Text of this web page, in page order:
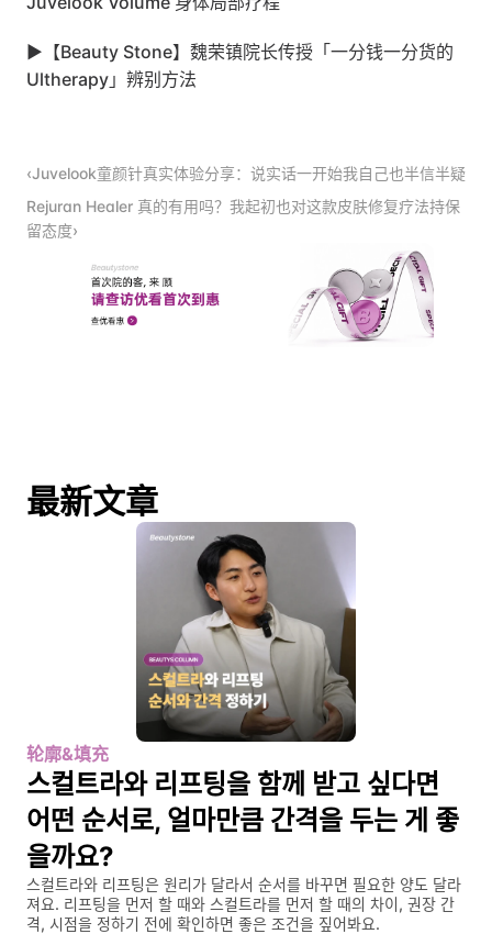
▶ 【Beauty Stone】魏荣镇院长传授「一分钱一分货的
Ultherapy」辨别方法
‹Juvelook童颜针真实体验分享：说实话一开始我自己也半信半疑
Rejuran Healer 真的有用吗？我起初也对这款皮肤修复疗法持保
留态度›
最新文章
轮廓&填充
스컬트라와 리프팅을 함께 받고 싶다면
어떤 순서로, 얼마만큼 간격을 두는 게 좋
을까요?
스컬트라와 리프팅은 원리가 달라서 순서를 바꾸면 필요한 양도 달라
져요. 리프팅을 먼저 할 때와 스컬트라를 먼저 할 때의 차이, 권장 간
격, 시점을 정하기 전에 확인하면 좋은 조건을 짚어봐요.